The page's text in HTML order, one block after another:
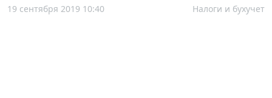
19 сентября 2019 10:40 Налоги и бухучет